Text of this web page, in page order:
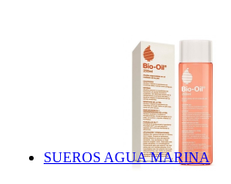
SUEROS AGUA MARINA